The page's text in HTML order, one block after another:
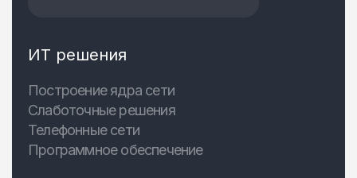
ИТ решения
Построение ядра сети
Слаботочные решения
Телефонные сети
Программное обеспечение